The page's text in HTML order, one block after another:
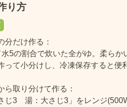
り方
分だけ作る：
5の割合で炊いた全がゆ。柔らか
て小分けし、冷凍保存すると便
ら取り分けて作る：
じ3 湯：大さじ3」をレンジ